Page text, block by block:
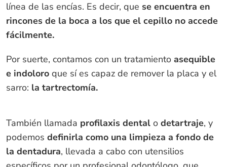
línea de las encías. Es decir, que se encuentra en
rincones de la boca a los que el cepillo no accede
fácilmente.
Por suerte, contamos con un tratamiento asequible
e indoloroque sí es capaz de remover la placa y el
sarro: la tartrectomía.
También llamada profilaxis dentalo detartraje, y
podemos definirla como una limpieza a fondo de
la dentadura, llevada a cabo con utensilios